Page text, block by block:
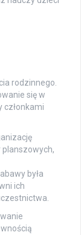
rodzinnego.
się w
planszowych,
była
ich